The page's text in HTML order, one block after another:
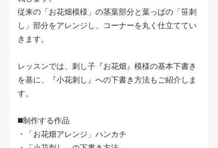
従来の「お花畑模様」の茎葉部分と葉っぱの「笹刺
し」部分をアレンジし、コーナーを丸く仕立ててい
きます。
レッスンでは、刺し子『お花畑』模様の基本下書き
を基に、『小花刺し』への下書き方法もご紹介しま
す。
◼️制作する作品
・「お花畑アレンジ」ハンカチ